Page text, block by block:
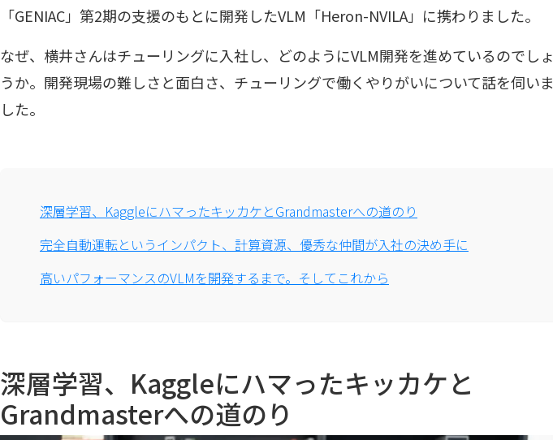
「GENIAC」第2期の支援のもとに開発したVLM「Heron-NVILA」に携わりました。
なぜ、横井さんはチューリングに入社し、どのようにVLM開発を進めているのでしょ
うか。開発現場の難しさと面白さ、チューリングで働くやりがいについて話を伺いま
した。
深層学習、KaggleにハマったキッカケとGrandmasterへの道のり
完全自動運転というインパクト、計算資源、優秀な仲間が入社の決め手に
高いパフォーマンスのVLMを開発するまで。そしてこれから
深層学習、Kaggleにハマったキッカケと
Grandmasterへの道のり